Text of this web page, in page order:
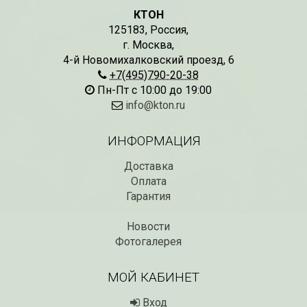
СКИДКИ 15 % НА ДУГИ, ЗАБОРЫ,
11.03.2024
Скидки 15% !!! При заказе
товаров на сумму от 1000 руб. с
16 марта по 31 марта 2024...
Дата:
марта дарим
марта по 10...
КТОН
125183, Россия,
г. Москва,
4-й Новомихалковский проезд, 6
+7(495)790-20-38
Пн-Пт с 10:00 до 19:00
info@kton.ru
ИНФОРМАЦИЯ
Доставка
Оплата
Гарантия
Новости
Фотогалерея
МОЙ КАБИНЕТ
Вход